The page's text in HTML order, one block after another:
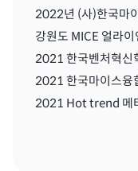
2022년 (사)한국마
강원도 MICE 얼라이
2021 한국벤처혁신
2021 Hot trend 메